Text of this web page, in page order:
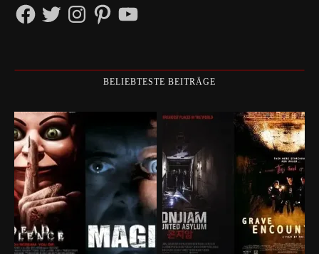
FacebookTwitterInstagramPinterestYouTube
BELIEBTESTE BEITRÄGE